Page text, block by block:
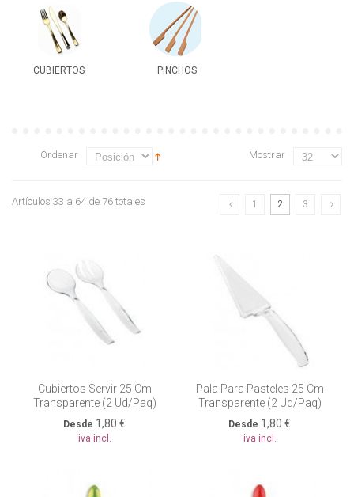
CUBIERTOS PINCHOS
Ordenar Mostrar
Artículos 33 a 64 de 76 totales 1 2 3
Cubiertos Servir 25 Cm
Transparente (2 Ud/paq)
Desde 1,80 €
iva incl.
Pala Para Pasteles 25 Cm
Transparente (2 Ud/paq)
Desde 1,80 €
iva incl.